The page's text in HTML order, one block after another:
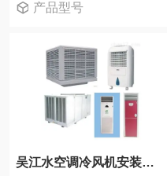
产品型号
吴江水空调冷风机安装，负压风机销售